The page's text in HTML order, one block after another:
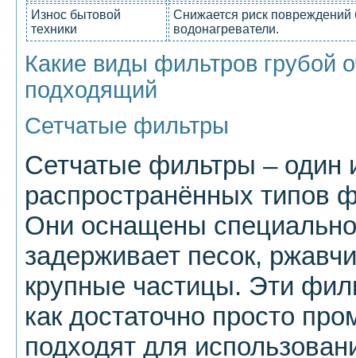
Износ бытовой
техники
Снижается риск
водонагреватели.
Какие виды фильтров грубой
подходящий
Сетчатые фильтры
Сетчатые фильтры – один
распространённых типов
Они оснащены
задерживает песок,
крупные частицы. Эти
как достаточно просто
подходят для